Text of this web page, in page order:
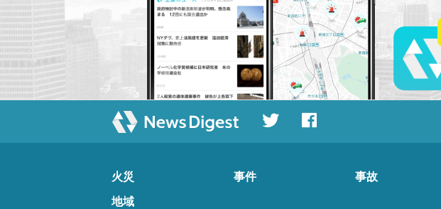
火災 事件 事故
地域